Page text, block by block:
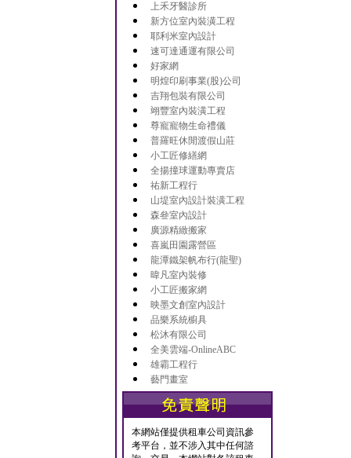
上禾牙醫診所
新方位室內裝潢工程
耶利米室內設計
速可達通運有限公司
好家網
明煌印刷事業(股)公司
吉翔包裝有限公司
翊豐室內裝潢工程
尊寵寵物生命禮儀
普羅旺休閒渡假山莊
小工匠修繕網
全揚撞球運動專賣店
祐新工程行
山堤室內設計裝潢工程
森叄室內設計
廣源精緻搬家
喜嵐田園露營區
龍潭鐵架帆布行(龍聖)
暐凡室內裝修
小工匠搬家網
映墨文創室內設計
品樂系統櫥具
松沐有限公司
全美雲端-OnlineABC
雄霸工程行
藝門畫室
本網站僅提供租車公司資訊參
考平台，並不涉入其中任何諮